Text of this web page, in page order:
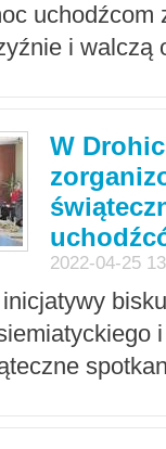
uchodźcom
i walczą
W
2022-04-25